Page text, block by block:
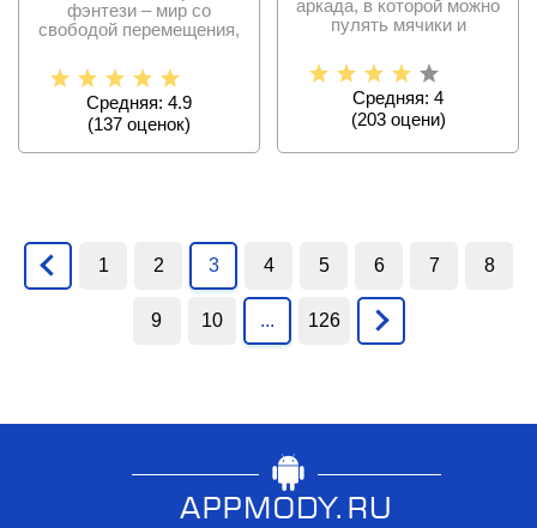
фэнтези – мир со
свободой перемещения,
классическими
Средняя: 4.9
(137 оценок)
аркада, в которой можно
пулять мячики и
Средняя: 4
(203оцени)
1 2 3 4 5 6 7 8
9 10 ... 126